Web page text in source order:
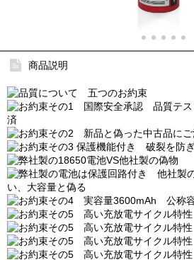
商品説明